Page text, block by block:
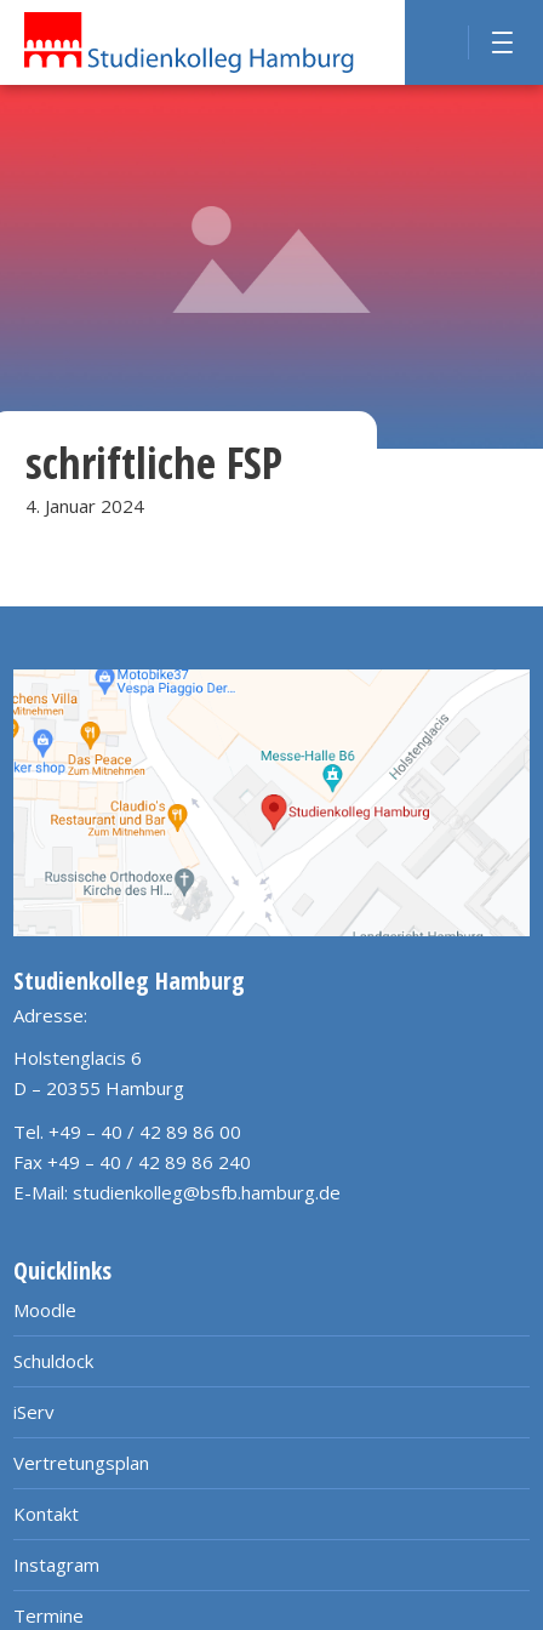
schriftliche FSP
4. Januar 2024
Studienkolleg Hamburg
Adresse:
Holstenglacis 6
D – 20355 Hamburg
Tel. +49 – 40 / 42 89 86 00
Fax +49 – 40 / 42 89 86 240
E-Mail: studienkolleg@bsfb.hamburg.de
Quicklinks
Moodle
Schuldock
iServ
Vertretungsplan
Kontakt
Instagram
Termine